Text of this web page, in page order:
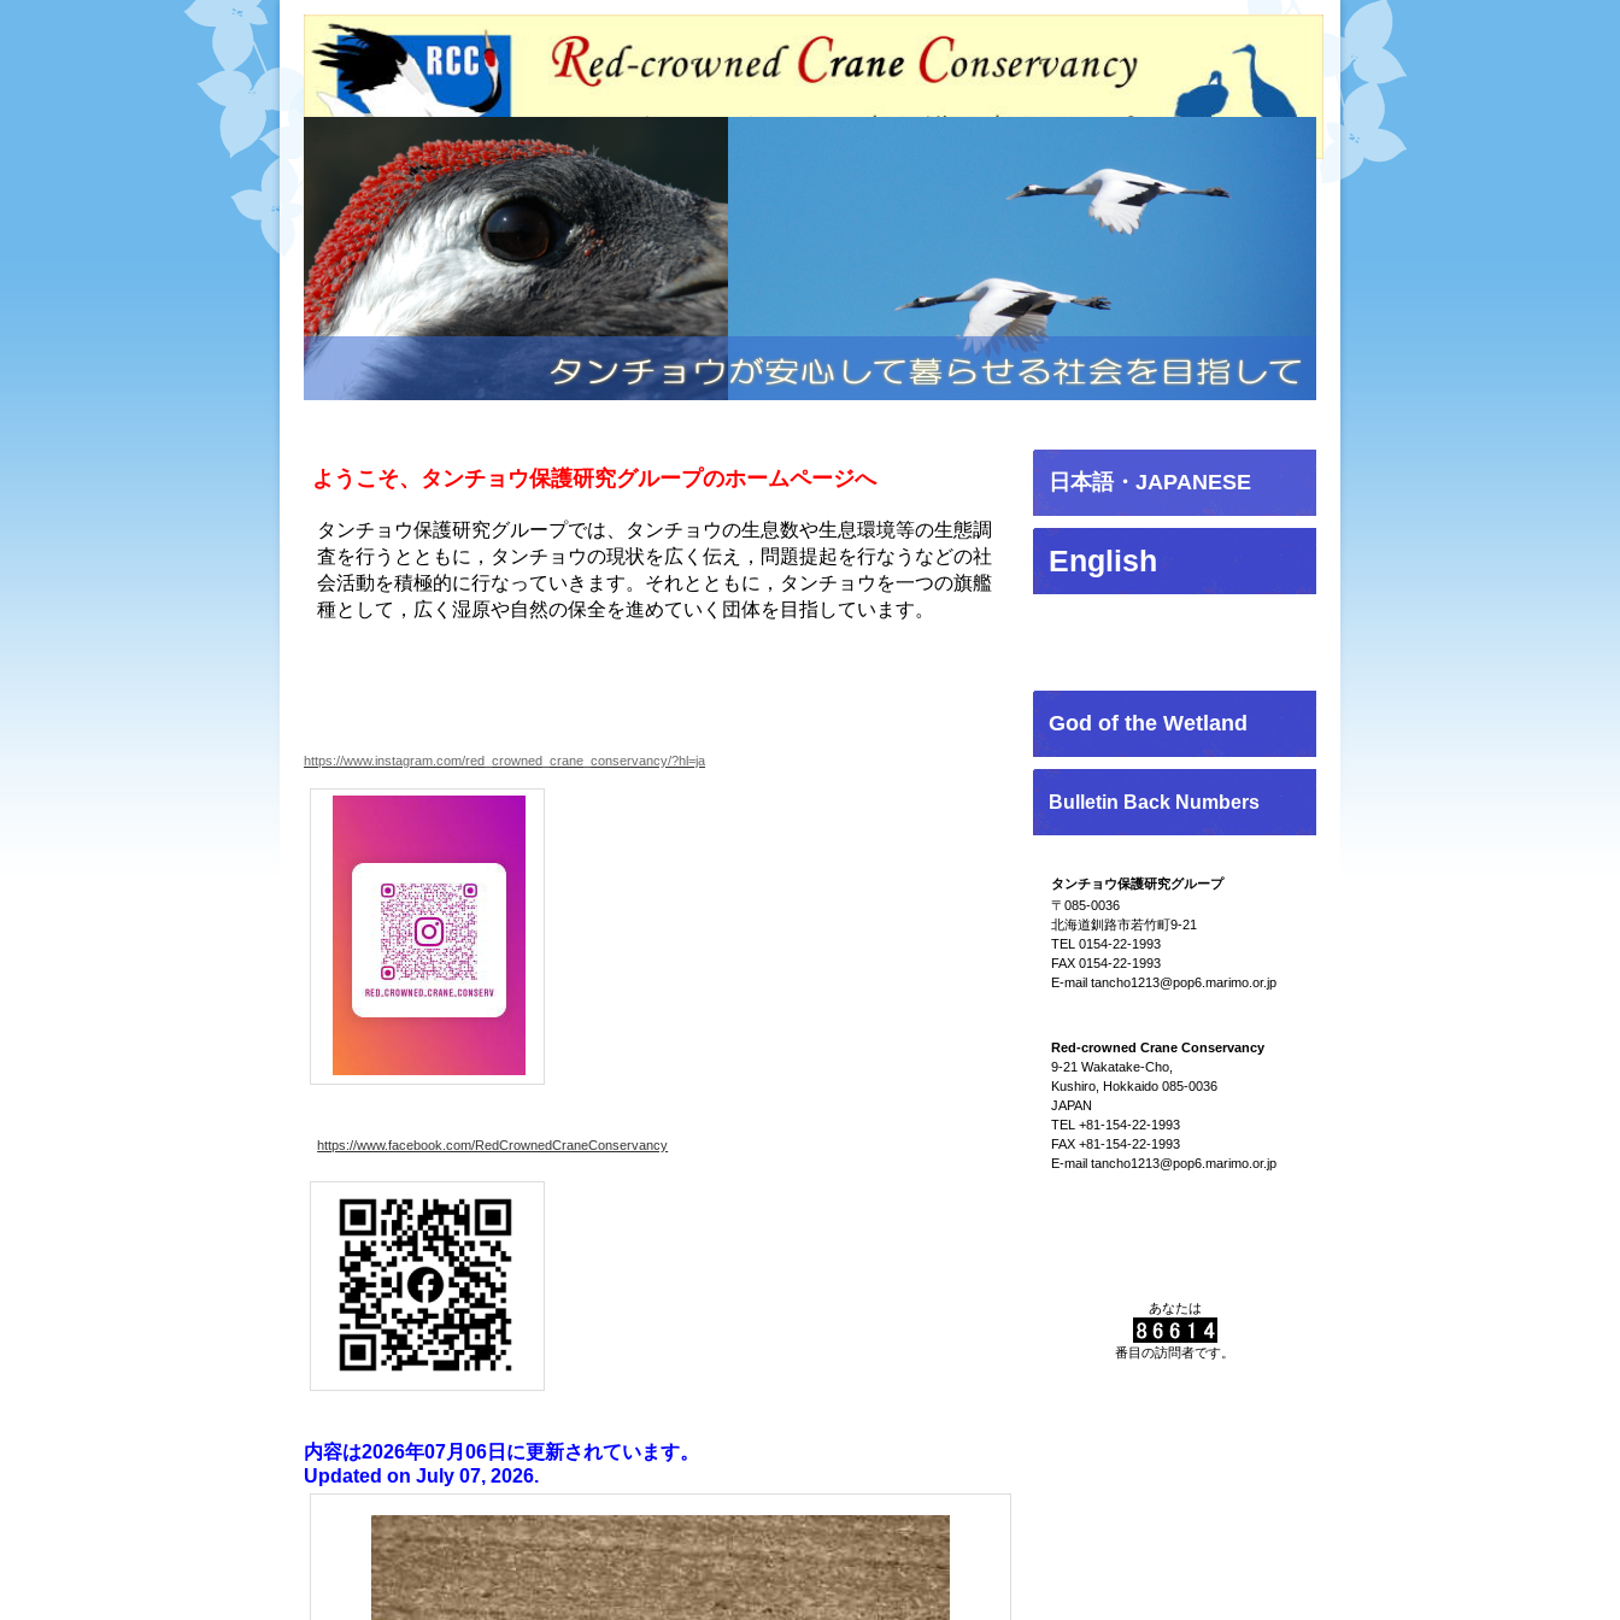
ようこそ、タンチョウ保護研究グループのホームページへ
タンチョウ保護研究グループでは、タンチョウの生息数や生息環境等の生態調
査を行うとともに，タンチョウの現状を広く伝え，問題提起を行なうなどの社
会活動を積極的に行なっていきます。それとともに，タンチョウを一つの旗艦
種として，広く湿原や自然の保全を進めていく団体を目指しています。
https://www.instagram.com/red_crowned_crane_conservancy/?hl=ja
https://www.facebook.com/RedCrownedCraneConservancy
内容は2026年07月06日に更新されています。
Updated on July 07, 2026.
日本語・JAPANESE
English
God of the Wetland
Bulletin Back Numbers
タンチョウ保護研究グループ
〒085-0036
北海道釧路市若竹町9-21
TEL 0154-22-1993
FAX 0154-22-1993
E-mail tancho1213@pop6.marimo.or.jp
Red-crowned Crane Conservancy
9-21 Wakatake-Cho,
Kushiro, Hokkaido 085-0036
JAPAN
TEL +81-154-22-1993
FAX +81-154-22-1993
E-mail tancho1213@pop6.marimo.or.jp
あなたは
番目の訪問者です。